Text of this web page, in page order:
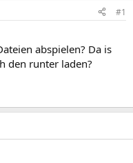
#1
abspielen? Da is
den runter laden?